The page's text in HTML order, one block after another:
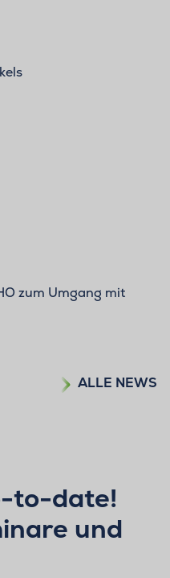
zum Umgang mit
ALLE NEWS
to-date!
und